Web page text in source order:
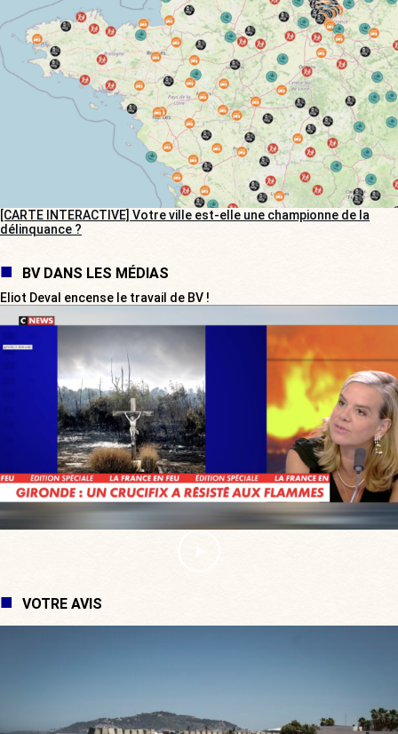
[CARTE INTERACTIVE] Votre ville est-elle une championne de la
délinquance ?
BV DANS LES MÉDIAS
Eliot Deval encense le travail de BV !
VOTRE AVIS